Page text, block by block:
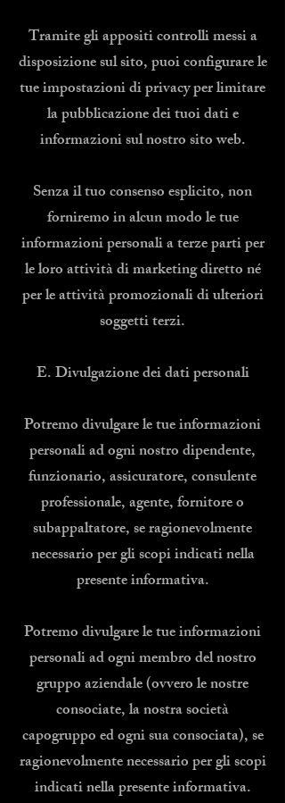
Tramite gli appositi controlli messi a
disposizione sul sito, puoi configurare le
tue impostazioni di privacy per limitare
la pubblicazione dei tuoi dati e
informazioni sul nostro sito web.
Senza il tuo consenso esplicito, non
forniremo in alcun modo le tue
informazioni personali a terze parti per
le loro attività di marketing diretto né
per le attività promozionali di ulteriori
soggetti terzi.
E. Divulgazione dei dati personali
Potremo divulgare le tue informazioni
personali ad ogni nostro dipendente,
funzionario, assicuratore, consulente
professionale, agente, fornitore o
subappaltatore, se ragionevolmente
necessario per gli scopi indicati nella
presente informativa.
Potremo divulgare le tue informazioni
personali ad ogni membro del nostro
gruppo aziendale (ovvero le nostre
consociate, la nostra società
capogruppo ed ogni sua consociata), se
ragionevolmente necessario per gli scopi
indicati nella presente informativa.